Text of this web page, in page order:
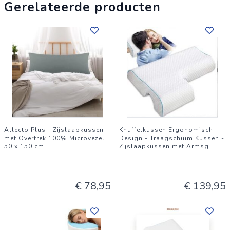
Ervaar langdurig comfort en behoud de uitstekende uitstraling
Gerelateerde producten
Allecto Plus - Zijslaapkussen
met Overtrek 100% Microvezel
50 x 150 cm
€ 78,95
Knuffelkussen Ergonomisch
Design - Traagschuim Kussen -
Zijslaapkussen met Armsg...
€ 139,95